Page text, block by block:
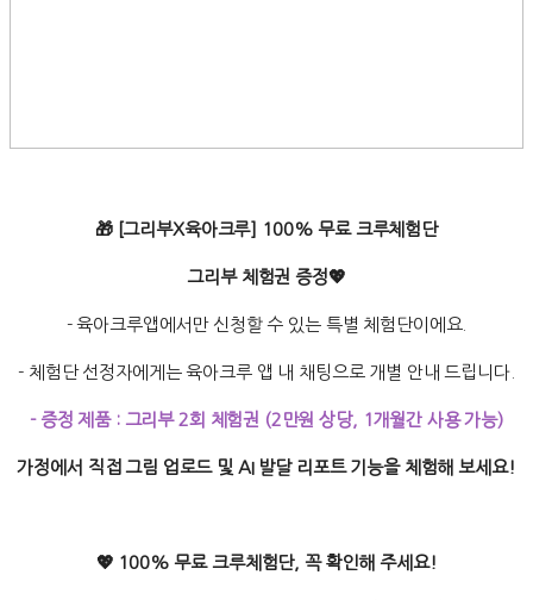
🎁 [그리부X육아크루] 100% 무료 크루체험단
그리부 체험권 증정💖
- 육아크루앱에서만 신청할 수 있는 특별 체험단이에요.
- 체험단 선정자에게는 육아크루 앱 내 채팅으로 개별 안내 드립니다.
- 증정 제품 : 그리부 2회 체험권 (2만원 상당, 1개월간 사용 가능)
가정에서 직접 그림 업로드 및 AI 발달 리포트 기능을 체험해 보세요!
💖 100% 무료 크루체험단, 꼭 확인해 주세요!